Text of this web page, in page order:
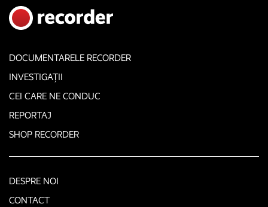
DOCUMENTARELE RECORDER
INVESTIGAȚII
CEI CARE NE CONDUC
REPORTAJ
SHOP RECORDER
DESPRE NOI
CONTACT